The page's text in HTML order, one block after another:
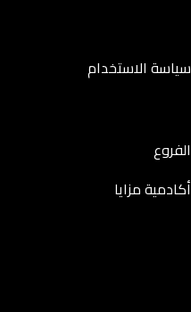
سياسة الاستخدام
الفروع
أكادمية مزايا